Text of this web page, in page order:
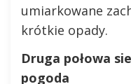
umiarkowane
krótkie opady.
Druga połowa
pogoda